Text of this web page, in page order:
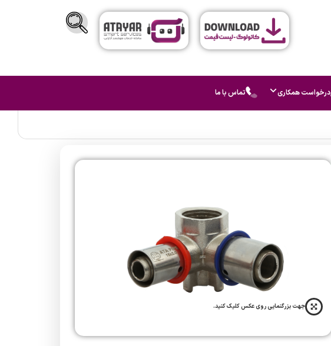
درخواست همکاری تماس با ما
جهت بزرگنمایی روی عکس کلیک کنید.